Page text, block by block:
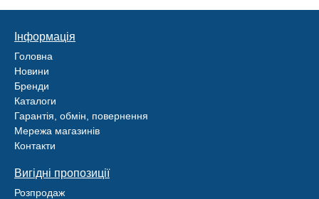
Інформація
Головна
Новини
Бренди
Каталоги
Гарантія, обмін, повернення
Мережа магазинів
Контакти
Вигідні пропозиції
Розпродаж